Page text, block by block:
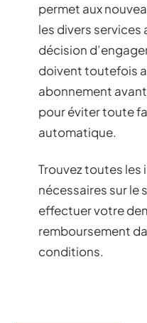
permet aux
les divers services
décision
doivent toutefois
abonnement
pour éviter toute
automatique.
Trouvez toutes les
nécessaires sur le
effectuer votre
remboursement
conditions.